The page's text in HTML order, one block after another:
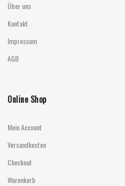
Über uns
Kontakt
Impressum
AGB
Online Shop
Mein Account
Versandkosten
Checkout
Warenkorb